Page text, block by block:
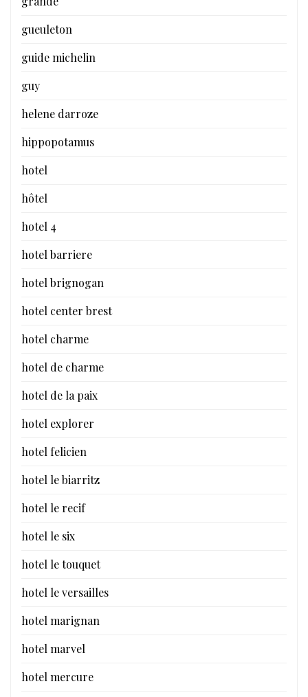
gueuleton
guide michelin
guy
helene darroze
hippopotamus
hotel
hôtel
hotel 4
hotel barriere
hotel brignogan
hotel center brest
hotel charme
hotel de charme
hotel de la paix
hotel explorer
hotel felicien
hotel le biarritz
hotel le recif
hotel le six
hotel le touquet
hotel le versailles
hotel marignan
hotel marvel
hotel mercure